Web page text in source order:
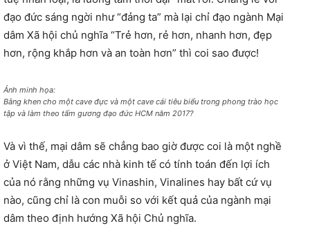
đạo đức sáng ngời như “đảng ta” mà lại chỉ đạo ngành Mại
dâm Xã hội chủ nghĩa “Trẻ hơn, rẻ hơn, nhanh hơn, đẹp
hơn, rộng khắp hơn và an toàn hơn” thì coi sao được!
Ảnh minh họa:
Bằng khen cho một cave đực và một cave cái tiêu biểu trong phong trào học
tập và làm theo tấm gương đạo đức HCM năm 2017?
Và vì thế, mại dâm sẽ chẳng bao giờ được coi là một nghề
ở Việt Nam, dẫu các nhà kinh tế có tính toán đến lợi ích
của nó rằng những vụ Vinashin, Vinalines hay bất cứ vụ
nào, cũng chỉ là con muỗi so với kết quả của ngành mại
dâm theo định hướng Xã hội Chủ nghĩa.